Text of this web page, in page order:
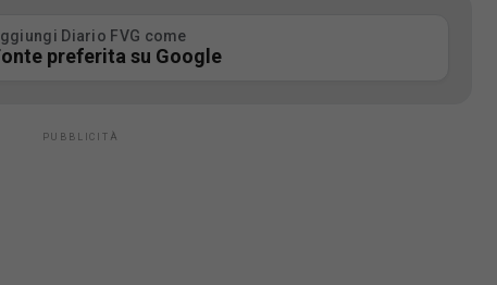
Diario FVG come
preferita su Google